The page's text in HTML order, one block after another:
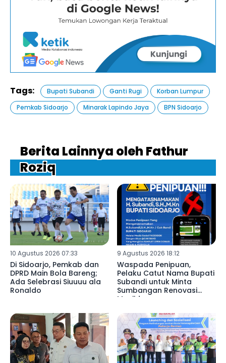
Tags: Bupati Subandi Ganti Rugi
Korban Lumpur
Pemkab Sidoarjo
Minarak Lapindo Jaya BPN Sidoarjo
Berita Lainnya oleh Fathur
Roziq
10 Agustus 2026 07:33
Di Sidoarjo, Pemkab dan
DPRD Main Bola Bareng;
Ada Selebrasi Siuuuu ala
Ronaldo
9 Agustus 2026 18:12
Waspada Penipuan,
Pelaku Catut Nama Bupati
Subandi untuk Minta
Sumbangan Renovasi
Masjid